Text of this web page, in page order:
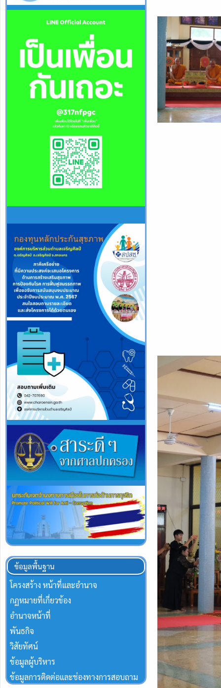
ข้อมูลพื้นฐาน
โครงสร้าง หน้าที่และอำนาจ
กฏหมายที่เกี่ยวข้อง
อำนาจหน้าที่
พันธกิจ
วิสัยทัศน์
ข้อมูลผู้บริหาร
ข้อมูลการติดต่อและช่องทางการสอบถาม